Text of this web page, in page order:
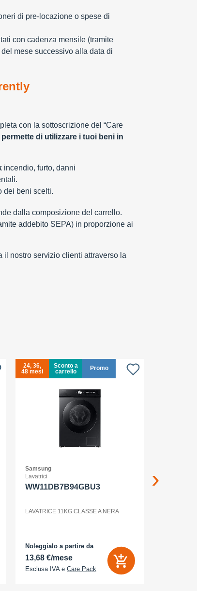
di pre-locazione o spese di
con cadenza mensile (tramite
mese successivo alla data di
con la sottoscrizione del “Care
di utilizzare i tuoi beni in
incendio, furto, danni
dei beni scelti.
dalla composizione del carrello.
addebito SEPA) in proporzione ai
il nostro servizio clienti attraverso la
24, 36,
48 mesi
Sconto a
carrello
Promo
Samsung
Lavatrici
WW11DB7B94GBU3
LAVATRICE 11KG CLASSE A NERA
Noleggialo a partire da
13,68 €/mese
Esclusa IVA e Care Pack